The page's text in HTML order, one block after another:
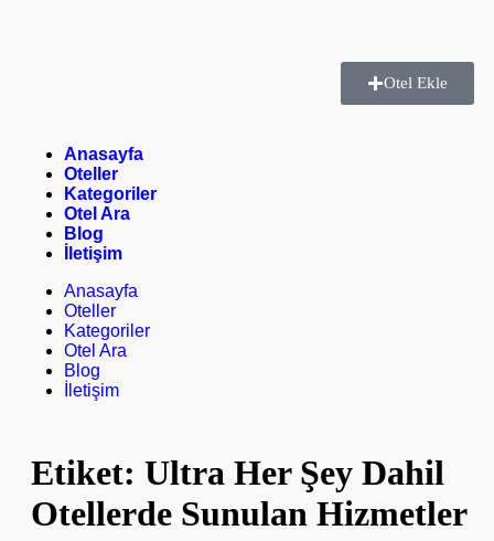
Otel Ekle
Anasayfa
Oteller
Kategoriler
Otel Ara
Blog
İletişim
Anasayfa
Oteller
Kategoriler
Otel Ara
Blog
İletişim
Etiket: Ultra Her Şey Dahil
Otellerde Sunulan Hizmetler